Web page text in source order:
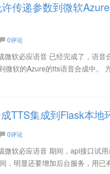
传递参数到微软
0评论
软必应语音 已经完成了，语音
微软的Azure的tts语音合成中。
TTS集成到Flask本地
0评论
软必应语音 期间，api接口试
，明显还要增加后台服务，用已